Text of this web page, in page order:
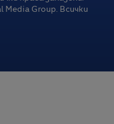
Media Group. Всички